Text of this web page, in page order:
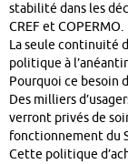
stabilité dans les
CREF et COPERMO.
La seule continuité
politique à
Pourquoi ce besoin
Des milliers
verront privés de
fonctionnement du
Cette politique